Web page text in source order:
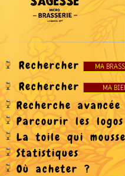
Rechercher
Rechercher
Recherche avancée
Parcourir les logos
La toile qui
Statistiques
Où acheter ?